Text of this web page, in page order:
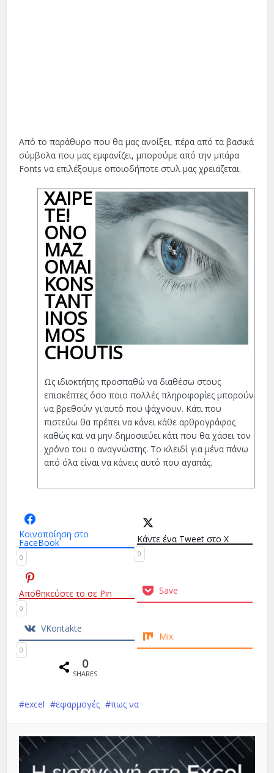
Από το παράθυρο που θα μας ανοίξει, πέρα από τα βασικά
σύμβολα που μας εμφανίζει, μπορούμε από την μπάρα
Fonts να επιλέξουμε οποιοδήποτε στυλ μας χρειάζεται.
ΧΑΊΡΕ
ΤΕ!
ΟΝΟ
ΜΆΖ
ΟΜΑΙ
KONS
TANT
INOS
MOS
CHOUTIS
Ως ιδιοκτήτης προσπαθώ να διαθέσω στους
επισκέπτες όσο ποιο πολλές πληροφορίες μπορούν
να βρεθούν γι'αυτό που ψάχνουν. Κάτι που
πιστεύω θα πρέπει να κάνει κάθε αρθρογράφος
καθώς και να μην δημοσιεύει κάτι που θα χάσει τον
χρόνο του ο αναγνώστης. Το κλειδί για μένα πάνω
από όλα είναι να κάνεις αυτό που αγαπάς.
Κοινοποίηση στο
FaceBook
0
Κάντε ένα Tweet στο X
0
Αποθηκεύστε το σε Pin
0
Save
VKontakte
0
Mix
0
SHARES
excel εφαρμογές πως να